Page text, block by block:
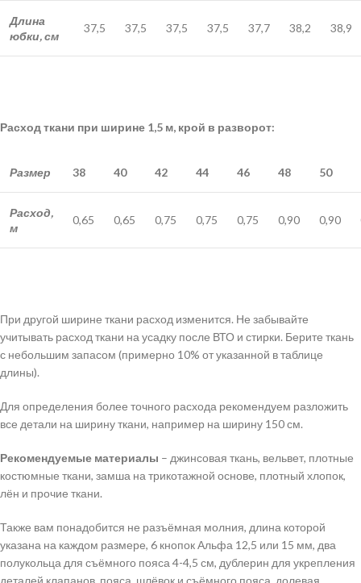
Длина
юбки, см
37,5 37,5 37,5 37,5 37,7 38,2 38,9
Расход ткани при ширине 1,5 м, крой в разворот:
Размер 38 40 42 44 46 48 50
Расход,
м
0,65 0,65 0,75 0,75 0,75 0,90 0,90
При другой ширине ткани расход изменится. Не забывайте
учитывать расход ткани на усадку после ВТО и стирки. Берите ткань
с небольшим запасом (примерно 10% от указанной в таблице
длины).
Для определения более точного расхода рекомендуем разложить
все детали на ширину ткани, например на ширину 150 см.
Рекомендуемые материалы – джинсовая ткань, вельвет, плотные
костюмные ткани, замша на трикотажной основе, плотный хлопок,
лён и прочие ткани.
Также вам понадобится не разъёмная молния, длина которой
указана на каждом размере, 6 кнопок Альфа 12,5 или 15 мм, два
полукольца для съёмного пояса 4-4,5 см, дублерин для укрепления
деталей клапанов, пояса, шлёвок и съёмного пояса, долевая